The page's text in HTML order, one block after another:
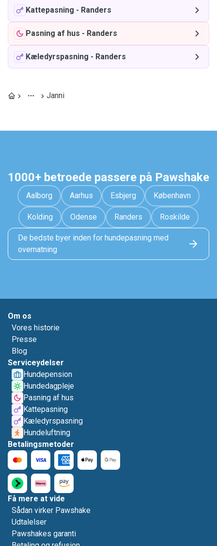
Kattepasning - Randers
Pasning af hus - Randers
Kæledyrspasning - Randers
Janni
1000+ betroede passere på Pawshake
Aalborg Aarhus Esbjerg København
Kolding Odense Randers Roskilde
De bedste byer inden for hundepasning med
overnatning
Om os
Vores historie
Presse
Blog
Serviceydelser
Hundepension
Hundedagpleje
Pasning af hus
Kattepasning
Kæledyrspasning
Hundeluftning
Betalingsmetoder
Få mere at vide
Sådan virker Pawshake
Udtalelser
Pawshakes garanti